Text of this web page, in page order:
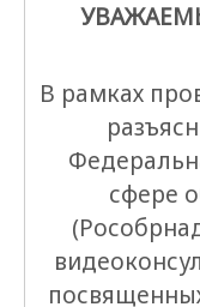
В рамках
сфере